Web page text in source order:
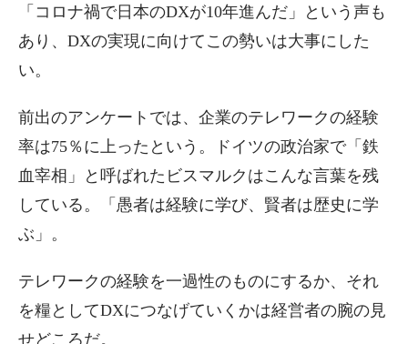
「コロナ禍で日本のDXが10年進んだ」という声も
あり、DXの実現に向けてこの勢いは大事にした
い。
前出のアンケートでは、企業のテレワークの経験
率は75％に上ったという。ドイツの政治家で「鉄
血宰相」と呼ばれたビスマルクはこんな言葉を残
している。「愚者は経験に学び、賢者は歴史に学
ぶ」。
テレワークの経験を一過性のものにするか、それ
を糧としてDXにつなげていくかは経営者の腕の見
せどころだ。